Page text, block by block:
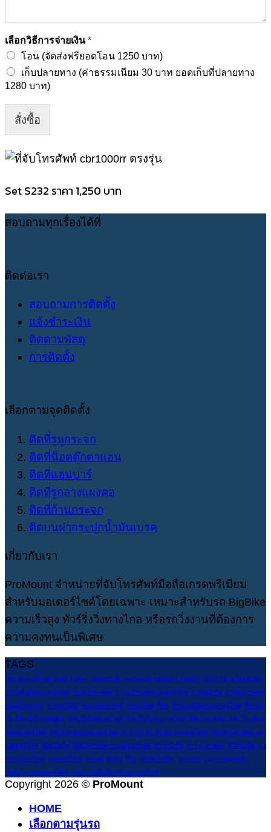
เลือกวิธีการจ่ายเงิน*
โอน (จัดส่งฟรียอดโอน 1250 บาท)
เก็บปลายทาง (ค่าธรรมเนียม 30 บาท ยอดเก็บที่ปลายทาง
1280 บาท)
สั่งซื้อ
Set S232 ราคา 1,250 บาท
สอบถามทุกเรื่องได้ที่
ติดต่อเรา
สอบถามการติดตั้ง
แจ้งชำระเงิน
ติดตามพัสดุ
การติดตั้ง
เลือกตามจุดติดตั้ง
ติดที่รูหูกระจก
ติดที่น็อตตุ๊กตาแฮน
ติดที่แฮนบาร์
ติดที่รูกลางแผงคอ
ติดที่ก้านกระจก
ติดบนฝากระปุกน้ำมันเบรค
เกี่ยวกับเรา
ProMount จำหน่ายที่จับโทรศัพท์มือถือเกรดพรีเมียม
สำหรับมอเตอร์ไซค์โดยเฉพาะ เหมาะสำหรับรถ BigBike
ความเร็วสูง ทัวร์ริ่งวิ่งทางไกล หรือรถวิ่งงานที่ต้องการ
ความคงทนเป็นพิเศษ
TAGS
gps มอเตอร์ไซค์ grab holder motercyle promount protools review กันสะบัด ขาจับมือถือ
ขาจับมือถือมอเตอร์ไซค์ ขาจับโทรศัพท์ ขาจับโทรศัพท์มอเตอร์ไซค์ ขายึดมือถือ ขายึดโทรศัพท์
จับมือถือแน่นๆ ตัวจับมือถือ ติดมอเตอร์ไซค์ ติดมอไซค์ ที่จับ ที่จับมอถือติดมอเตอร์ไซค์ ที่จับมือ
ถือ ที่จับมือถือ bigbike ที่จับมือถือติดมอไซค์ ที่จับมือถือมอเตอร์ไซค์ ที่จับโทรศัพท์ ที่จับโทรศัพท์
ติดมอเตอร์ไซค์ ที่จับโทรศัพท์มอเตอร์ไซค์ ที่ ชาร์จ มือ ถือ ติด มอเตอร์ไซค์ ที่ชาร์จโทรศัพท์ รถ
มอเตอร์ไซค์ ที่ติดมือถือ ที่ยึดโทรศัพท์ รถมอเตอร์ไซค์ ที่วางมือถือ ที่วางโทรศัพท์ ที่ใส่มือถือ บน
รถมอเตอร์ไซด์ มอเตอร์ไซค์ มอไซค์ มือถือ รีวิว วิธีติดตั้งที่จับ ออกทริป อุปกรณ์จับมือถือ
แกร๊บ แต่งมอเตอร์ไซค์ แท่น วางมือ ถือ ติด มอเตอร์ไซค์
Copyright 2026 © ProMount
HOME
เลือกตามรุ่นรถ